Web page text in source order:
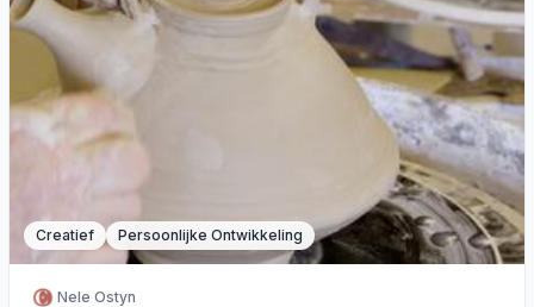
Creatief Persoonlijke Ontwikkeling
Nele Ostyn